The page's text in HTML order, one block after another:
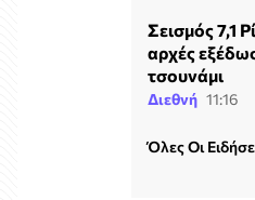
Σεισμός 7,1
αρχές
τσουνάμι
Διεθνή 11:16
Όλες Οι